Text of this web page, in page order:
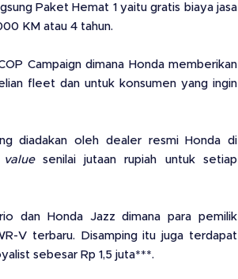
Paket Hemat 1 yaitu gratis biaya jasa
KM atau 4 tahun.
Campaign dimana Honda memberikan
fleet dan untuk konsumen yang ingin
diadakan oleh dealer resmi Honda di
valuesenilai jutaan rupiah untuk setiap
dan Honda Jazz dimana para pemilik
V terbaru. Disamping itu juga terdapat
sebesar Rp 1,5 juta***.